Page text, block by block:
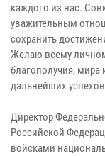
каждого из нас.
уважительным
сохранить
Желаю всему
благополучия, мира
дальнейших
Директор
Российской
войсками